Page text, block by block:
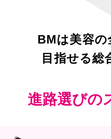
BMは美容
目指せる総
進路選びの